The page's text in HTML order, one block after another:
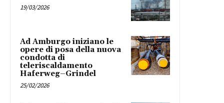
19/03/2026
Ad Amburgo iniziano le
opere di posa della nuova
condotta di
teleriscaldamento
Haferweg–Grindel
25/02/2026